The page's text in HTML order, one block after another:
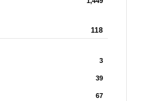
118
3
39
67